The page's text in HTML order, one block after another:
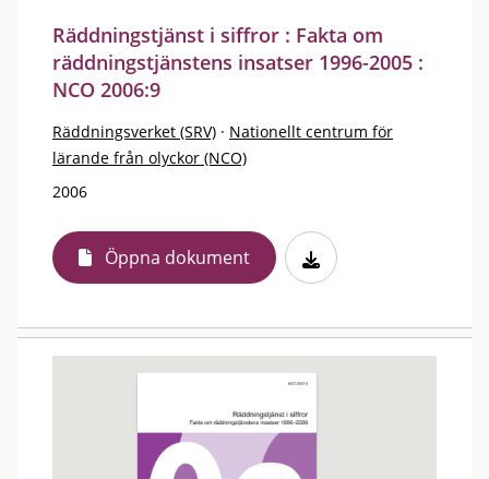
Räddningstjänst i siffror : Fakta om
räddningstjänstens insatser 1996-2005 :
NCO 2006:9
Räddningsverket (SRV) · Nationellt centrum för
lärande från olyckor (NCO)
2006
Öppna dokument